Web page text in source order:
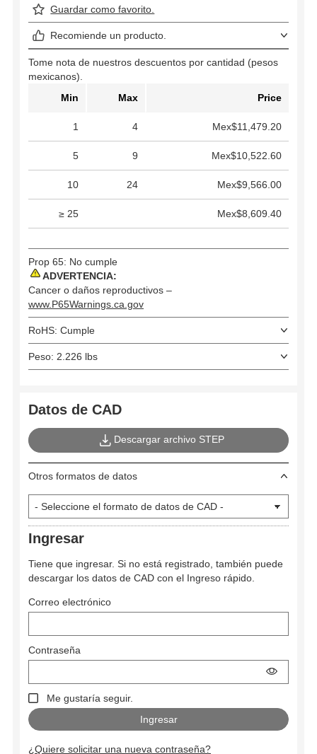
Guardar como favorito.
Recomiende un producto.
Tome nota de nuestros descuentos por cantidad (pesos
mexicanos).
Min
Max Price
1 4 Mex$11,479.20
5 9 Mex$10,522.60
10 24 Mex$9,566.00
≥ 25 Mex$8,609.40
Prop 65: No cumple
ADVERTENCIA:
Cancer o daños reproductivos –
www.P65Warnings.ca.gov
RoHS: Cumple
Peso: 2.226 lbs
Datos de CAD
Descargar archivo STEP
Otros formatos de datos
Ingresar
Tiene que ingresar. Si no está registrado, también puede
descargar los datos de CAD con el Ingreso rápido.
Correo electrónico
Contraseña
Me gustaría seguir.
¿Quiere solicitar una nueva contraseña?